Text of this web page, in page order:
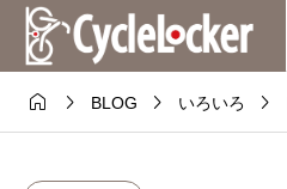
  BLOG  いろいろ 